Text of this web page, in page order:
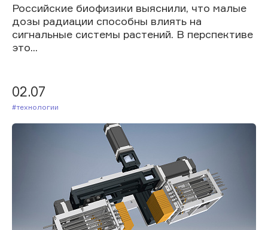
Российские биофизики выяснили, что малые
дозы радиации способны влиять на
сигнальные системы растений. В перспективе
это...
02.07
#Технологии